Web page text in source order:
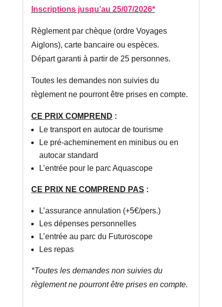
Inscriptions jusqu’au 25/07/2026*
Règlement par chèque (ordre Voyages
Aiglons), carte bancaire ou espèces.
Départ garanti à partir de 25 personnes.
Toutes les demandes non suivies du
règlement ne pourront être prises en compte.
CE PRIX COMPREND :
Le transport en autocar de tourisme
Le pré-acheminement en minibus ou en
autocar standard
L’entrée pour le parc Aquascope
CE PRIX NE COMPREND PAS :
L’assurance annulation (+5€/pers.)
Les dépenses personnelles
L’entrée au parc du Futuroscope
Les repas
*Toutes les demandes non suivies du
règlement ne pourront être prises en compte.